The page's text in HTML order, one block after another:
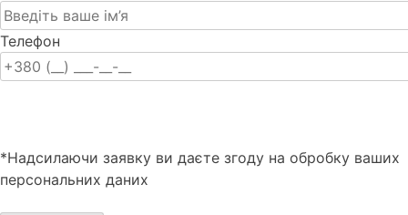
Телефон
*Надсилаючи заявку ви даєте згоду на обробку ваших
персональних даних